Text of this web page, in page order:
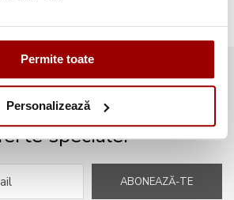
Permite toate
Personalizează
te la newsletter și fii
cu noile produse și
speciale!
ABONEAZĂ-TE